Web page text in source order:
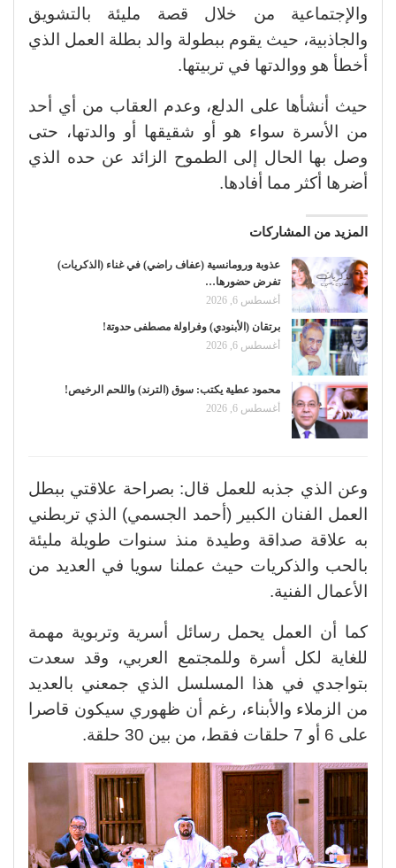
والإجتماعية من خلال قصة مليئة بالتشويق
والجاذبية، حيث يقوم ببطولة والد بطلة العمل الذي
أخطأ هو ووالدتها في تربيتها.
حيث أنشأها على الدلع، وعدم العقاب من أي أحد
من الأسرة سواء هو أو شقيقها أو والدتها، حتى
وصل بها الحال إلى الطموح الزائد عن حده الذي
أضرها أكثر مما أفادها.
المزيد من المشاركات
عذوبة ورومانسية (عفاف راضي) في غناء (الذكريات)
تفرض حضورها…
أغسطس 6, 2026
برتقان (الأبنودي) وفراولة مصطفى حدوتة!
أغسطس 6, 2026
محمود عطية يكتب: سوق (الترند) واللحم الرخيص!
أغسطس 6, 2026
وعن الذي جذبه للعمل قال: بصراحة علاقتي ببطل
العمل الفنان الكبير (أحمد الجسمي) الذي تربطني
به علاقة صداقة وطيدة منذ سنوات طويلة مليئة
بالحب والذكريات حيث عملنا سويا في العديد من
الأعمال الفنية.
كما أن العمل يحمل رسائل أسرية وتربوية مهمة
للغاية لكل أسرة وللمجتمع العربي، وقد سعدت
بتواجدي في هذا المسلسل الذي جمعني بالعديد
من الزملاء والأبناء، رغم أن ظهوري سيكون قاصرا
على 6 أو 7 حلقات فقط، من بين 30 حلقة.